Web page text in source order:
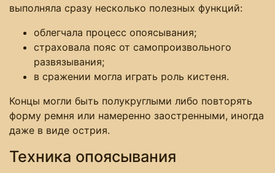
выполняла сразу несколько полезных функций:
облегчала процесс опоясывания;
страховала пояс от самопроизвольного
развязывания;
в сражении могла играть роль кистеня.
Концы могли быть полукруглыми либо повторять
форму ремня или намеренно заостренными, иногда
даже в виде острия.
Техника опоясывания